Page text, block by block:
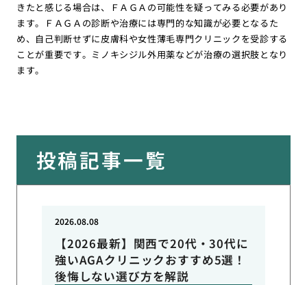
きたと感じる場合は、ＦＡＧＡの可能性を疑ってみる必要があり
ます。ＦＡＧＡの診断や治療には専門的な知識が必要となるた
め、自己判断せずに皮膚科や女性薄毛専門クリニックを受診する
ことが重要です。ミノキシジル外用薬などが治療の選択肢となり
ます。
投稿記事一覧
【2026最新】関西で20代・30代に
強いAGAクリニックおすすめ5選！
後悔しない選び方を解説
2026.08.08